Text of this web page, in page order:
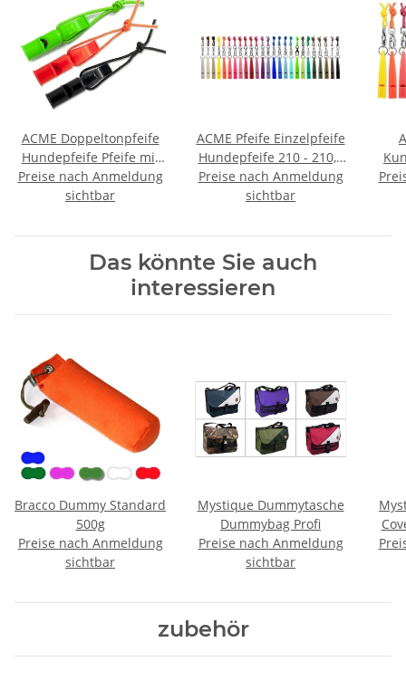
ACME Doppeltonpfeife
Hundepfeife Pfeife mit
Trill + Pfeifenband
Preise nach Anmeldung
sichtbar
ACME Pfeife Einzelpfeife
Hundepfeife 210 - 210,5
- 211,5 - 212
Preise nach Anmeldung
sichtbar
Das könnte Sie auch
interessieren
Bracco Dummy Standard
500g
Preise nach Anmeldung
sichtbar
Mystique Dummytasche
Dummybag Profi
Preise nach Anmeldung
sichtbar
zubehör